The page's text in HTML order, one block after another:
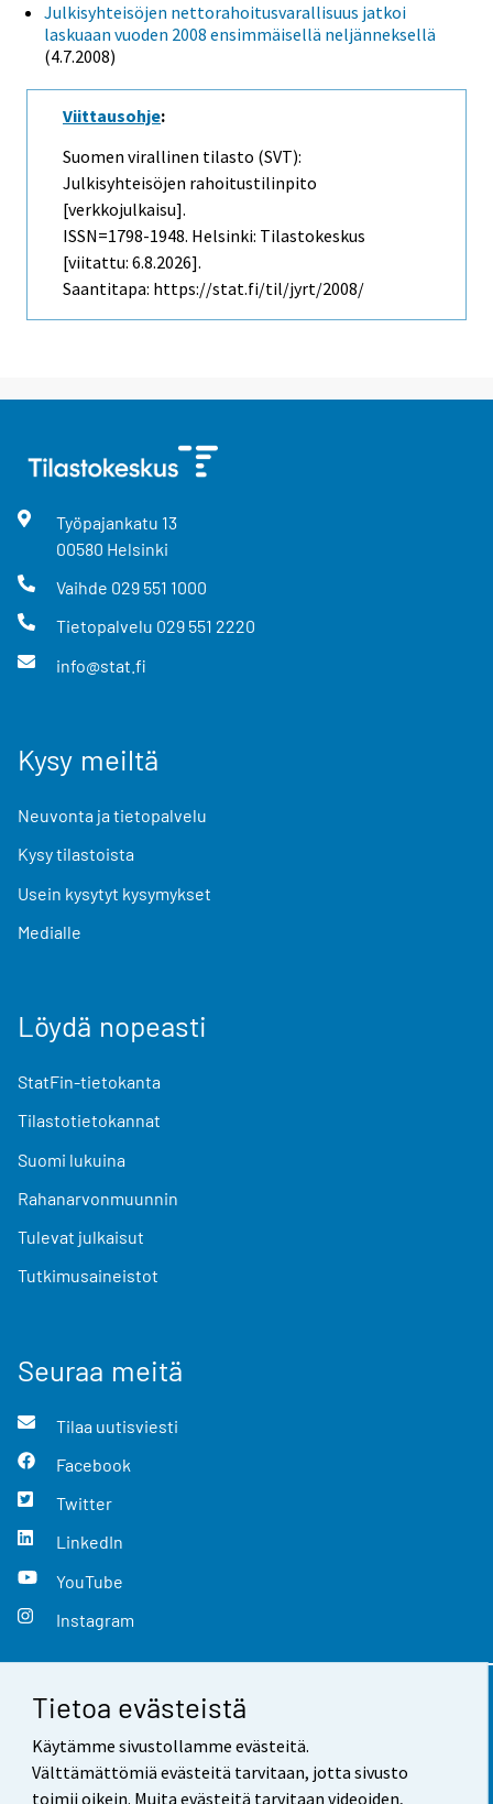
Tietoa evästeistä
Käytämme sivustollamme evästeitä.
Välttämättömiä evästeitä tarvitaan, jotta sivusto
toimii oikein. Muita evästeitä tarvitaan videoiden,
Julkisyhteisöjen nettorahoitusvarallisuus jatkoi
laskuaan vuoden 2008 ensimmäisellä neljänneksellä
(4.7.2008)
Viittausohje:
Suomen virallinen tilasto (SVT):
Julkisyhteisöjen rahoitustilinpito
[verkkojulkaisu].
ISSN=1798-1948. Helsinki: Tilastokeskus
[viitattu: 6.8.2026].
Saantitapa: https://stat.fi/til/jyrt/2008/
Työpajankatu 13
00580 Helsinki
Vaihde 029 551 1000
Tietopalvelu 029 551 2220
info@stat.fi
Kysy meiltä
Neuvonta ja tietopalvelu
Kysy tilastoista
Usein kysytyt kysymykset
Medialle
Löydä nopeasti
StatFin-tietokanta
Tilastotietokannat
Suomi lukuina
Rahanarvonmuunnin
Tulevat julkaisut
Tutkimusaineistot
Seuraa meitä
Tilaa uutisviesti
Facebook
Twitter
LinkedIn
YouTube
Instagram
Yhteystiedot
Palaute